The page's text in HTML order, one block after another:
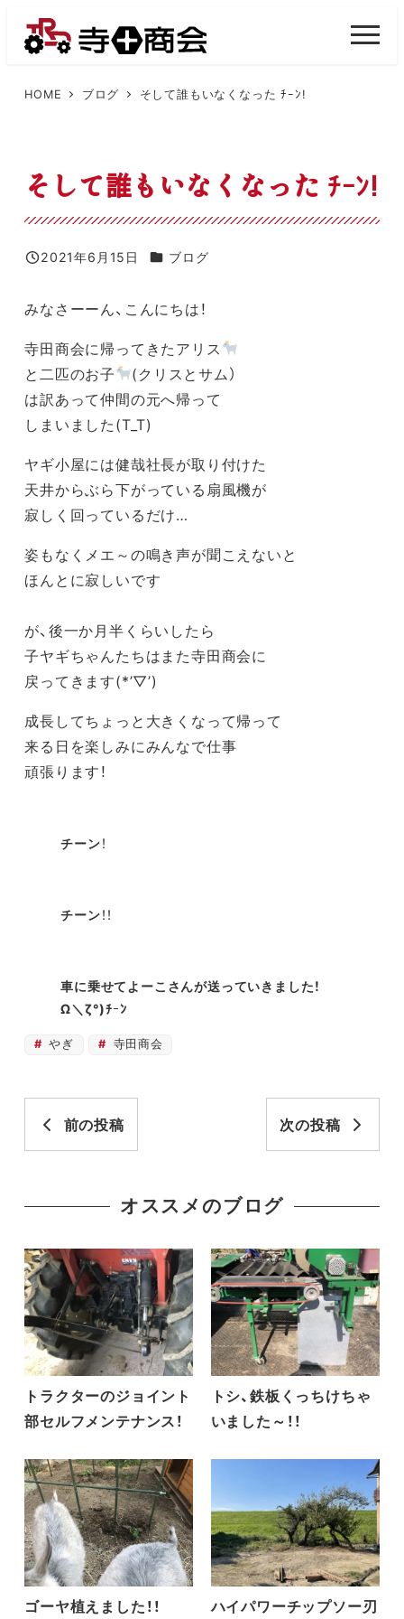
HOME ブログ そして誰もいなくなった ﾁｰﾝ!
そして誰もいなくなった ﾁｰﾝ!
投稿日
2021年6月15日 カテゴリー
ブログ
みなさーーん、こんにちは！
寺田商会に帰ってきたアリス
と二匹のお子
(クリスとサム）
は訳あって仲間の元へ帰って
しまいました(T_T)
ヤギ小屋には健哉社長が取り付けた
天井からぶら下がっている扇風機が
寂しく回っているだけ…
姿もなくメエ～の鳴き声が聞こえないと
ほんとに寂しいです
が、 後一か月半くらいしたら
子ヤギちゃんたちはまた寺田商会に
戻ってきます(*’▽’)
成長してちょっと大きくなって帰って
来る日を楽しみにみんなで仕事
頑張ります！
チーン！
チーン！！
車に乗せてよーこさんが送っていきました！
Ω＼ζ°)ﾁｰﾝ
やぎ 寺田商会
前の投稿 次の投稿
オススメのブログ
トラクターのジョイント
部セルフメンテナンス！
トシ、鉄板くっちけちゃ
いました～！！
ゴーヤ植えました！！ ハイパワーチップソー刃